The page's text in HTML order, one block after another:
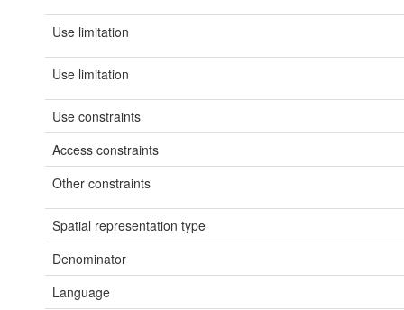
Use limitation
Use limitation
Use constraints
Access constraints
Other constraints
Spatial representation type
Denominator
Language